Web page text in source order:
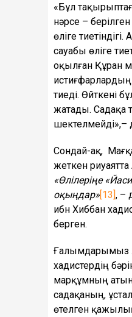
«Бұл
нәрсе –
өліге
сауабы өліге
оқылған Құран
тиеді. Өйткені
жатады. Садақа
шектелмейді»,–
Сондай-ақ,
жеткен риуаятта
«Өлілеріңе
оқыңдар»[13], –
ибн Хиббан
берген.
Ғалымдарымыз
хадистердің
марқұмның
садақаның,
өтелген